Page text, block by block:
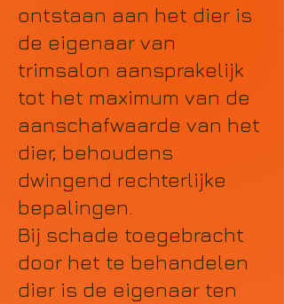
ontstaan aan het dier is
de eigenaar van
trimsalon aansprakelijk
tot het maximum van de
aanschafwaarde van het
dier, behoudens
dwingend rechterlijke
bepalingen.
Bij schade toegebracht
door het te behandelen
dier is de eigenaar ten